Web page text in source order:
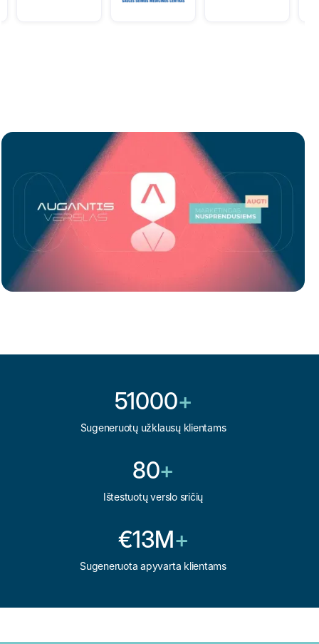
51000+
Sugeneruotų užklausų klientams
80+
Ištestuotų verslo sričių
€13M+
Sugeneruota apyvarta klientams